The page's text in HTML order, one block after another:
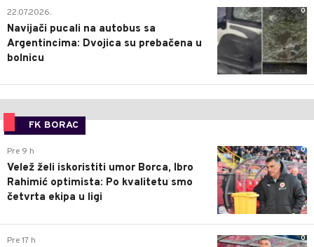
0
22.07.2026.
Navijači pucali na autobus sa
Argentincima: Dvojica su prebačena u
bolnicu
FK BORAC
0
Pre 9 h
Velež želi iskoristiti umor Borca, Ibro
Rahimić optimista: Po kvalitetu smo
četvrta ekipa u ligi
0
Pre 17 h